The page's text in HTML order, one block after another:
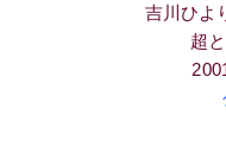
吉川ひよ
超